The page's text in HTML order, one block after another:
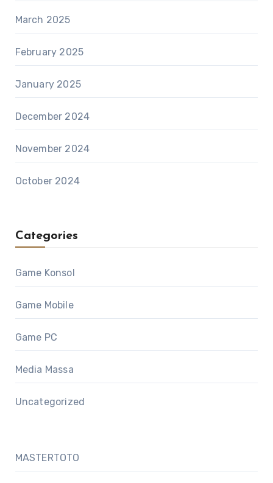
March 2025
February 2025
January 2025
December 2024
November 2024
October 2024
Categories
Game Konsol
Game Mobile
Game PC
Media Massa
Uncategorized
MASTERTOTO